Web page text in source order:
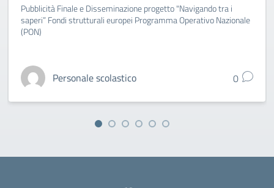
Pubblicità Finale e Disseminazione progetto "Navigando tra i
saperi” Fondi strutturali europei Programma Operativo Nazionale
(PON)
Personale scolastico 0